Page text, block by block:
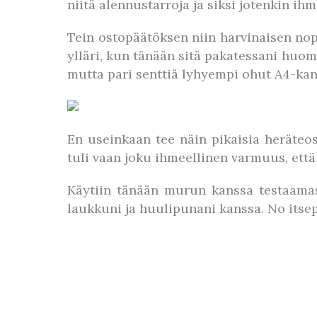
niitä alennustarroja ja siksi jotenkin
Tein ostopäätöksen niin harvinaisen
ylläri, kun tänään sitä pakatessani
mutta pari senttiä lyhyempi ohut A4-
En useinkaan tee näin pikaisia
tuli vaan joku ihmeellinen varmuus,
Käytiin tänään murun kanssa
laukkuni ja huulipunani kanssa. No